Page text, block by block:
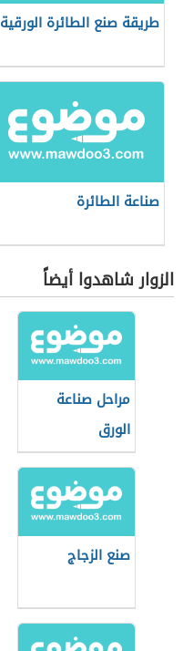
طريقة صنع الطائرة الورقية
صناعة الطائرة
الزوار شاهدوا أيضاً
مراحل صناعة
الورق
صنع الزجاج